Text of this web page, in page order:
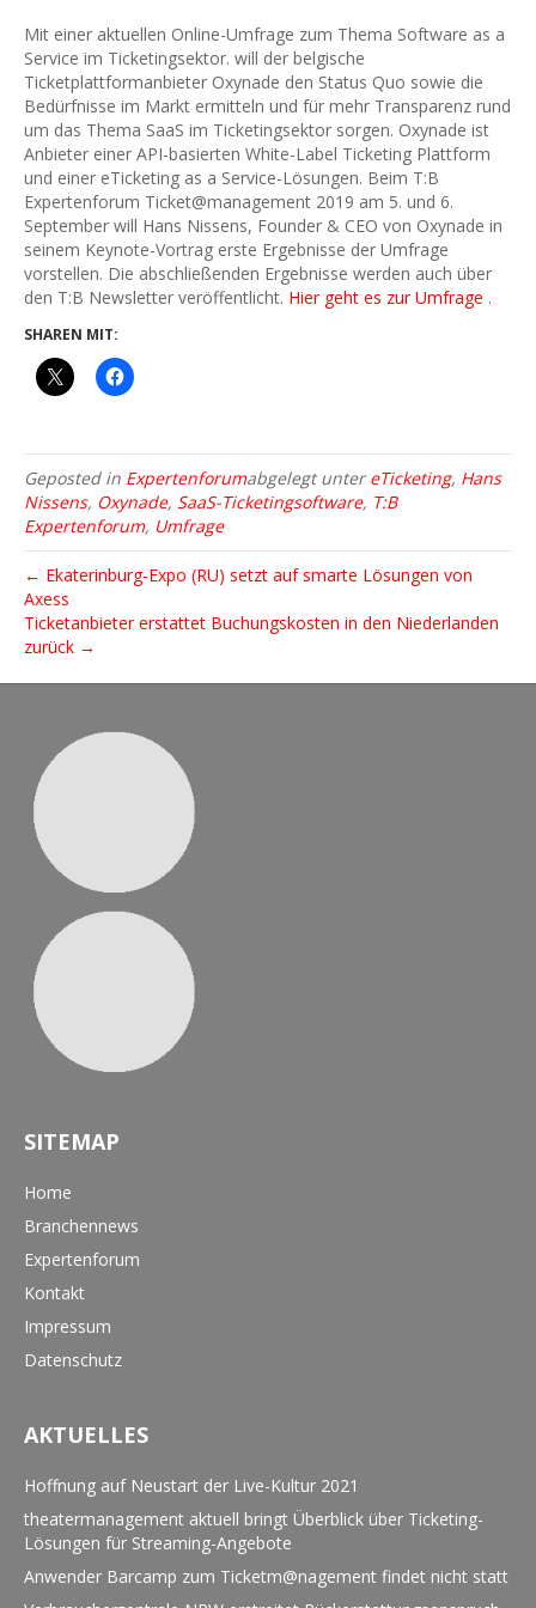
Mit einer aktuellen Online-Umfrage zum Thema Software as a
Service im Ticketingsektor. will der belgische
Ticketplattformanbieter Oxynade den Status Quo sowie die
Bedürfnisse im Markt ermitteln und für mehr Transparenz rund
um das Thema SaaS im Ticketingsektor sorgen. Oxynade ist
Anbieter einer API-basierten White-Label Ticketing Plattform
und einer eTicketing as a Service-Lösungen. Beim T:B
Expertenforum Ticket@management 2019 am 5. und 6.
September will Hans Nissens, Founder & CEO von Oxynade in
seinem Keynote-Vortrag erste Ergebnisse der Umfrage
vorstellen. Die abschließenden Ergebnisse werden auch über
den T:B Newsletter veröffentlicht. Hier geht es zur Umfrage .
SHAREN MIT:
Geposted in Expertenforumabgelegt untereTicketing, Hans
Nissens, Oxynade, SaaS-Ticketingsoftware, T:B
Expertenforum, Umfrage
← Ekaterinburg-Expo (RU) setzt auf smarte Lösungen von
Axess
Ticketanbieter erstattet Buchungskosten in den Niederlanden
zurück →
SITEMAP
Home
Branchennews
Expertenforum
Kontakt
Impressum
Datenschutz
AKTUELLES
Hoffnung auf Neustart der Live-Kultur 2021
theatermanagement aktuell bringt Überblick über Ticketing-
Lösungen für Streaming-Angebote
Anwender Barcamp zum Ticketm@nagement findet nicht statt